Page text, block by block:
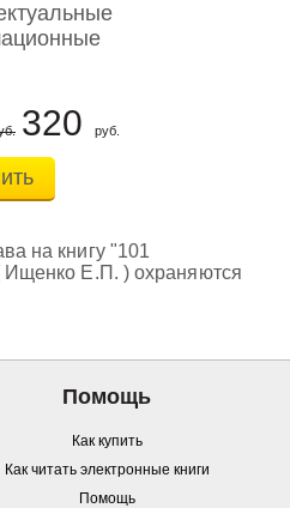
2-е и ...
320 руб.
на книгу "101
Ищенко Е.П. ) охраняются
Помощь
Как купить
Как читать электронные книги
Помощь